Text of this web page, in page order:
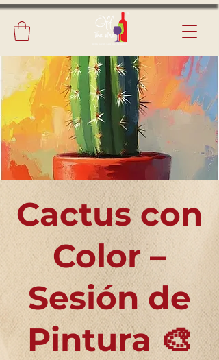
Cactus con
Color –
Sesión de
Pintura 🎨